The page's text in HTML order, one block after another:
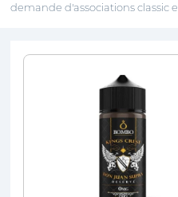
demande d'associations classic